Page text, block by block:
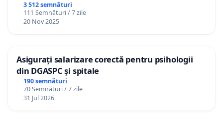
3 512 semnături
111 Semnături / 7 zile
20 Nov 2025
Asigurați salarizare corectă pentru psihologii
din DGASPC și spitale
190 semnături
70 Semnături / 7 zile
31 Jul 2026